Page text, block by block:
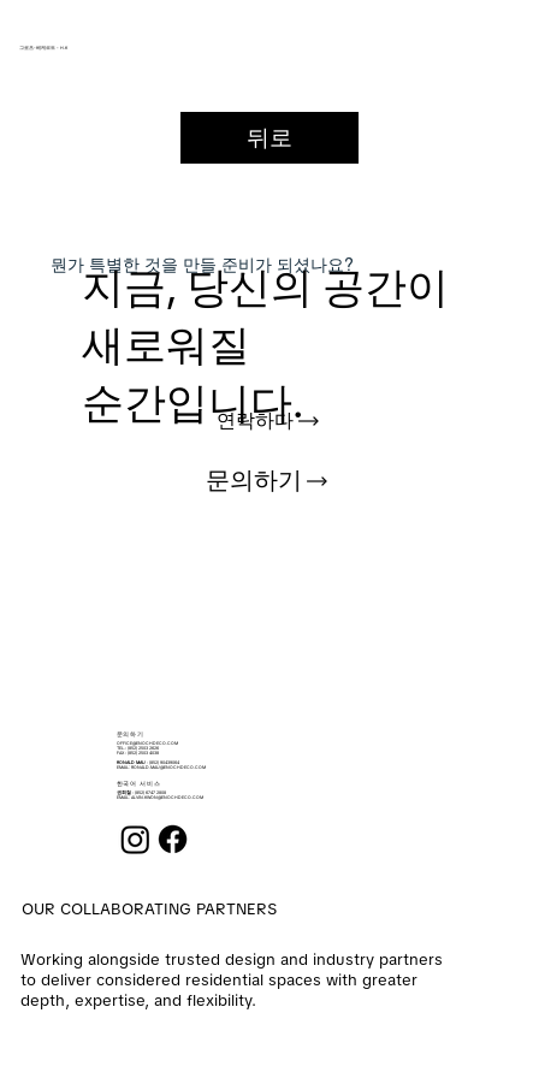
그로츠-베케르트 - H.K
뒤로
​뭔가 특별한 것을 만들 준비가 되셨나요?
연락하다
지금, 당신의 공간이
새로워질
순간입니다.
문의하기
​문의하기
OFFICE@ENOCHDECO.COM
​TEL.: (852) 2503 2626
FAX : (852) 2503 4038
RONALD MAU: (852) 90439064
EMAIL: RONALD.MAU@ENOCHDECO.COM
​한국어 서비스
권희철 : (852) 6747 2808
EMAIL: ALVIN.KWON@ENOCHDECO.COM
OUR COLLABORATING PARTNERS
Working alongside trusted design and industry partners
to deliver considered residential spaces with greater
depth, expertise, and flexibility.